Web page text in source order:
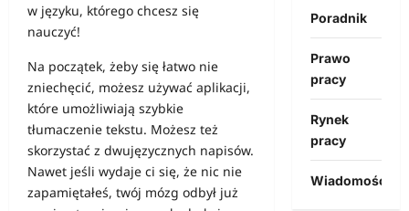
w języku, którego chcesz się
nauczyć!
Na początek, żeby się łatwo nie
zniechęcić, możesz używać aplikacji,
które umożliwiają szybkie
tłumaczenie tekstu. Możesz też
skorzystać z dwujęzycznych napisów.
Nawet jeśli wydaje ci się, że nic nie
zapamiętałeś, twój mózg odbył już
Poradnik
Prawo
pracy
Rynek
pracy
Wiadomości